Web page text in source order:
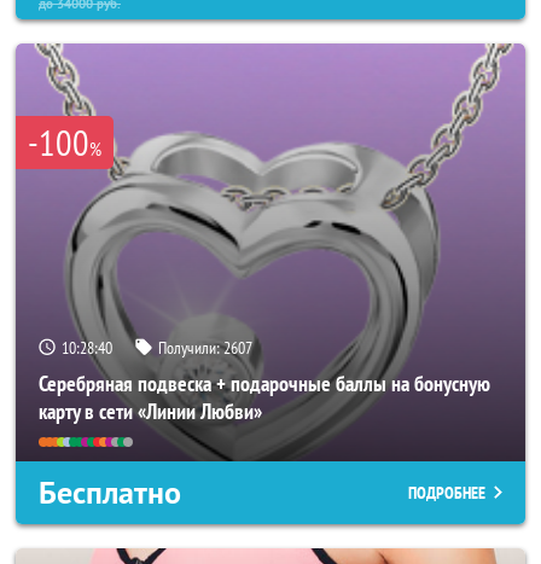
-100%
10:28:37 Получили:2607
Серебряная подвеска + подарочные баллы на бонусную
карту в сети «Линии Любви»
Бесплатно ПОДРОБНЕЕ